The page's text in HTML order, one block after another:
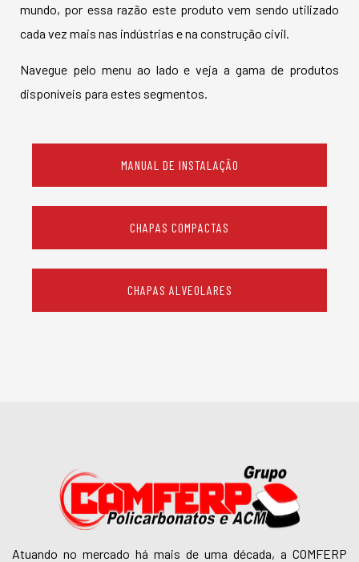
mundo, por essa razão este produto vem sendo utilizado
cada vez mais nas indústrias e na construção civil.
Navegue pelo menu ao lado e veja a gama de produtos
disponíveis para estes segmentos.
MANUAL DE INSTALAÇÃO
CHAPAS COMPACTAS
CHAPAS ALVEOLARES
Atuando no mercado há mais de uma década, a COMFERP